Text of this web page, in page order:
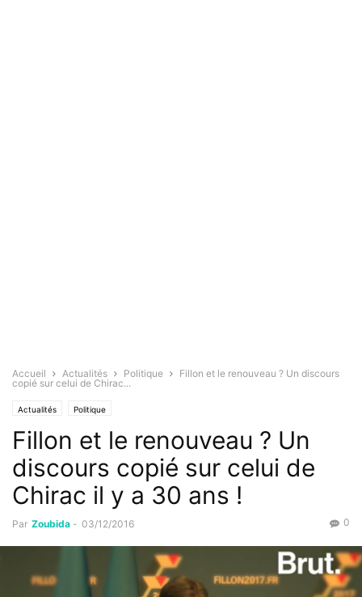
Accueil Actualités Politique
Fillon et le renouveau ? Un discours
copié sur celui de Chirac...
Actualités Politique
Fillon et le renouveau ? Un
discours copié sur celui de
Chirac il y a 30 ans !
Par Zoubida - 03/12/2016 0